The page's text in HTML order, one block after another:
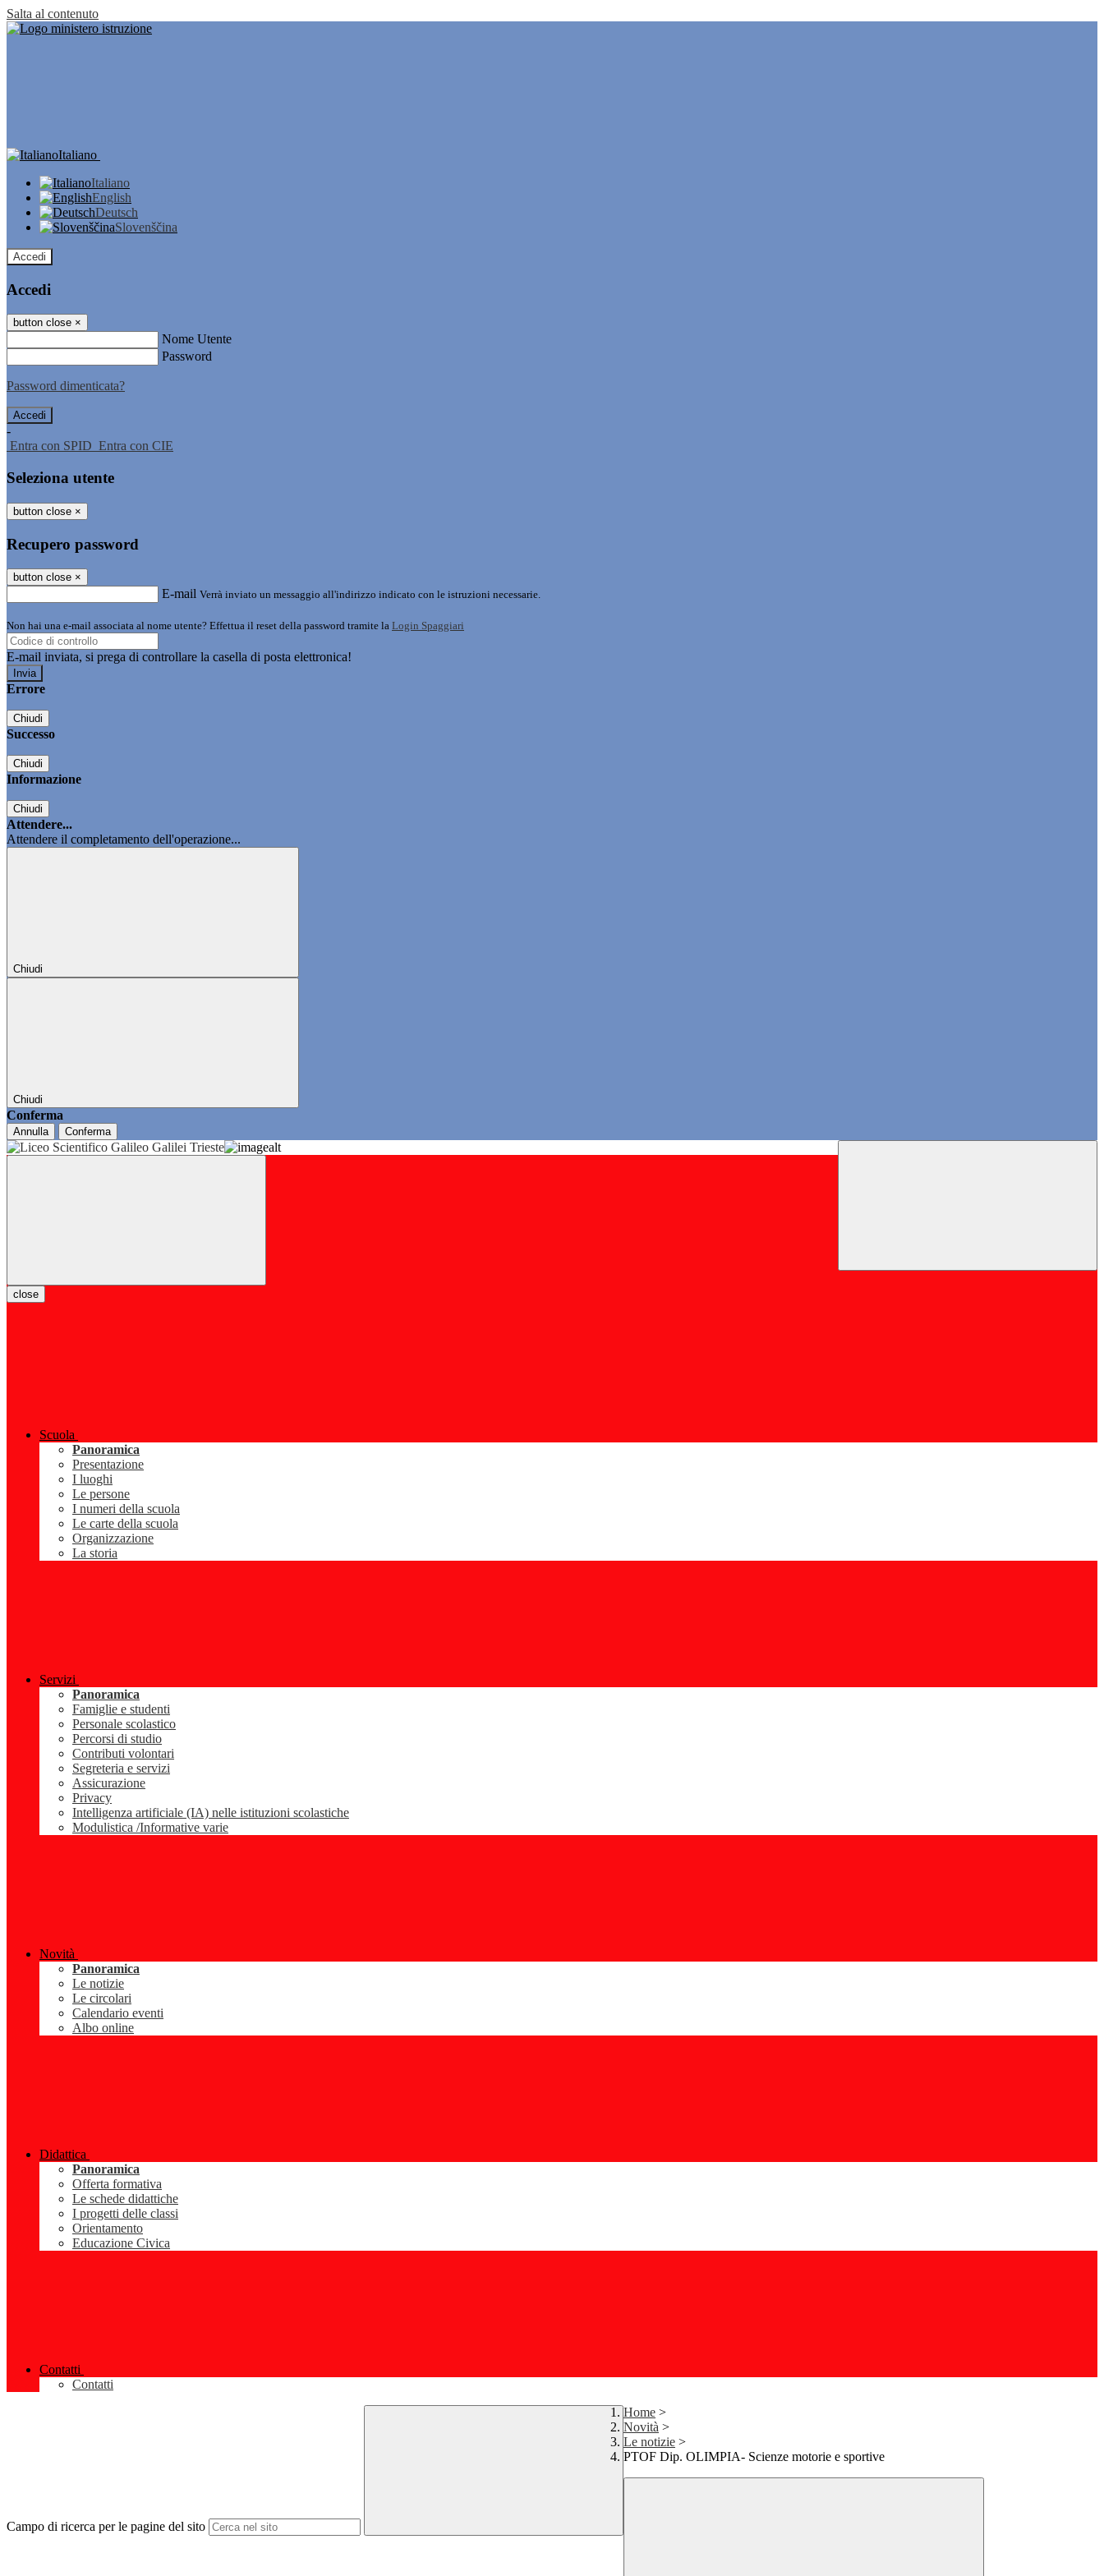
Salta al contenuto
Italiano
Italiano
English
Deutsch
Slovenščina
Accedi
Accedi
button close ×
Nome Utente
Password
Password dimenticata?
-
Entra con SPID Entra con CIE
Seleziona utente
button close ×
Recupero password
button close ×
E-mail Verrà inviato un messaggio all'indirizzo indicato con le istruzioni necessarie.
Non hai una e-mail associata al nome utente? Effettua il reset della password tramite la Login Spaggiari
E-mail inviata, si prega di controllare la casella di posta elettronica!
Errore
Chiudi
Successo
Chiudi
Informazione
Chiudi
Attendere...
Attendere il completamento dell'operazione...
Chiudi
Chiudi
Conferma
Annulla Conferma
close
Scuola
Panoramica
Presentazione
I luoghi
Le persone
I numeri della scuola
Le carte della scuola
Organizzazione
La storia
Servizi
Panoramica
Famiglie e studenti
Personale scolastico
Percorsi di studio
Contributi volontari
Segreteria e servizi
Assicurazione
Privacy
Intelligenza artificiale (IA) nelle istituzioni scolastiche
Modulistica /Informative varie
Novità
Panoramica
Le notizie
Le circolari
Calendario eventi
Albo online
Didattica
Panoramica
Offerta formativa
Le schede didattiche
I progetti delle classi
Orientamento
Educazione Civica
Contatti
Contatti
Campo di ricerca per le pagine del sito
Home >
Novità >
Le notizie >
PTOF Dip. OLIMPIA- Scienze motorie e sportive